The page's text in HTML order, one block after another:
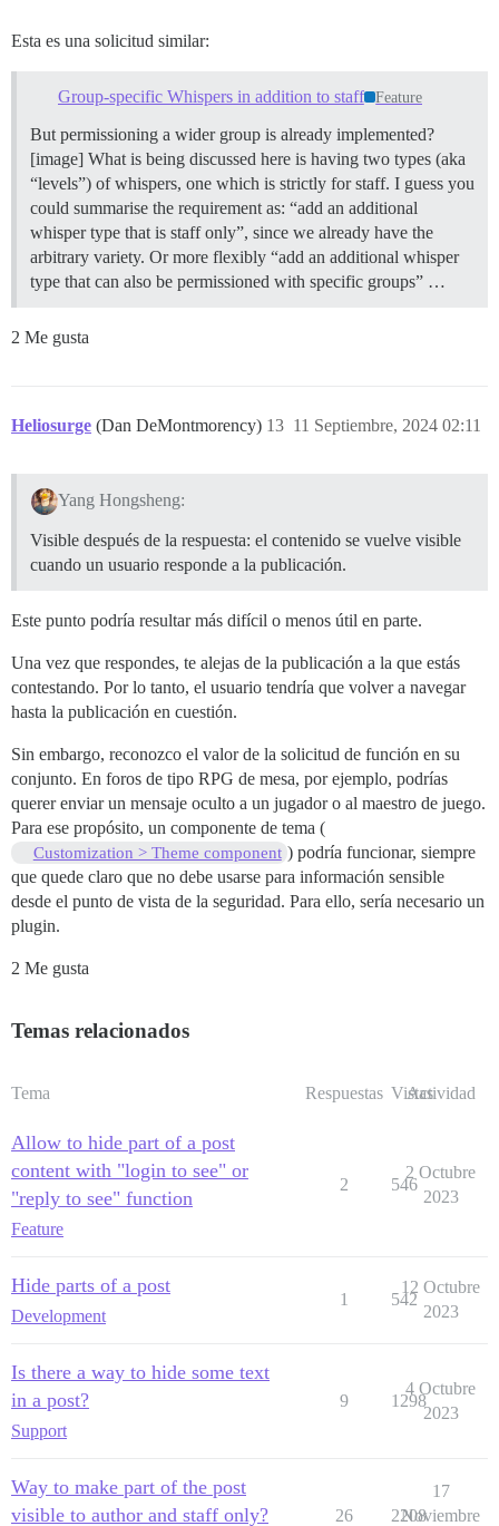
Esta es una solicitud similar:
Group-specific Whispers in addition to staff Feature
But permissioning a wider group is already implemented?
[image] What is being discussed here is having two types (aka
“levels”) of whispers, one which is strictly for staff. I guess you
could summarise the requirement as: “add an additional
whisper type that is staff only”, since we already have the
arbitrary variety. Or more flexibly “add an additional whisper
type that can also be permissioned with specific groups” …
2 Me gusta
Heliosurge (Dan DeMontmorency) 11 Septiembre, 2024 02:11
13
Yang Hongsheng:
Visible después de la respuesta: el contenido se vuelve visible
cuando un usuario responde a la publicación.
Este punto podría resultar más difícil o menos útil en parte.
Una vez que respondes, te alejas de la publicación a la que estás
contestando. Por lo tanto, el usuario tendría que volver a navegar
hasta la publicación en cuestión.
Sin embargo, reconozco el valor de la solicitud de función en su
conjunto. En foros de tipo RPG de mesa, por ejemplo, podrías
querer enviar un mensaje oculto a un jugador o al maestro de juego.
Para ese propósito, un componente de tema (
Customization > Theme component ) podría funcionar, siempre
que quede claro que no debe usarse para información sensible
desde el punto de vista de la seguridad. Para ello, sería necesario un
plugin.
2 Me gusta
Temas relacionados
Tema Respuestas Vistas
Actividad
Allow to hide part of a post
content with "login to see" or
"reply to see" function
Feature
2 546
2 Octubre
2023
Hide parts of a post
Development
1 542
12 Octubre
2023
Is there a way to hide some text
in a post?
Support
9 1298
4 Octubre
2023
Way to make part of the post
visible to author and staff only?
26 2208
17
Noviembre